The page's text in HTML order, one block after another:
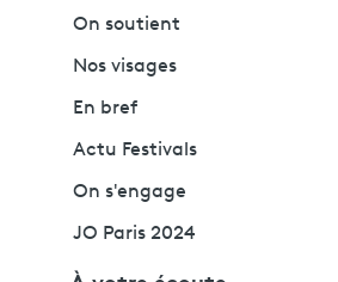
On soutient
Nos visages
En bref
Actu Festivals
On s'engage
JO Paris 2024